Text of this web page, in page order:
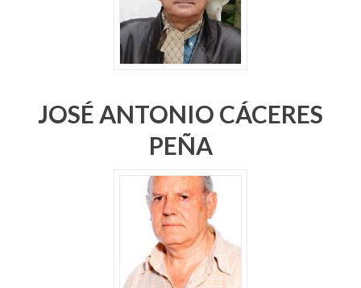
JOSÉ ANTONIO CÁCERES
PEÑA